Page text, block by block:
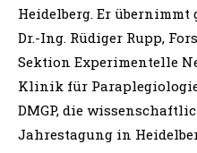
Heidelberg. Er
Dr.-Ing. Rüdiger Rupp,
Sektion Experimentelle
Klinik für
DMGP, die
Jahrestagung in